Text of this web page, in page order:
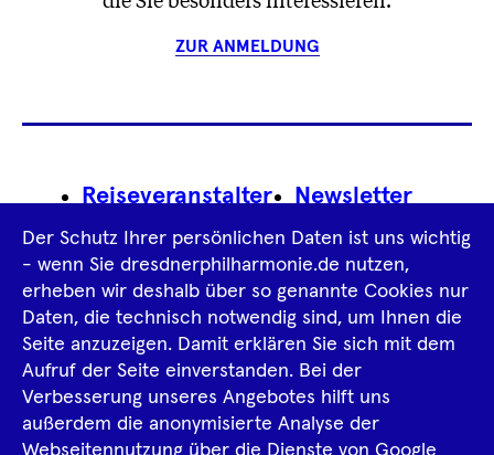
ZUR ANMELDUNG
Footer
Reiseveranstalter Newsletter
Impressum
Datenschutz­information AGB
Intern
TiktokFacebook
Instagram
SpotifyYouTube
Der Schutz Ihrer persönlichen Daten ist uns wichtig
- wenn Sie dresdnerphilharmonie.de nutzen,
erheben wir deshalb über so genannte Cookies nur
Daten, die technisch notwendig sind, um Ihnen die
Seite anzuzeigen. Damit erklären Sie sich mit dem
Aufruf der Seite einverstanden. Bei der
Verbesserung unseres Angebotes hilft uns
außerdem die anonymisierte Analyse der
Webseitennutzung über die Dienste von Google